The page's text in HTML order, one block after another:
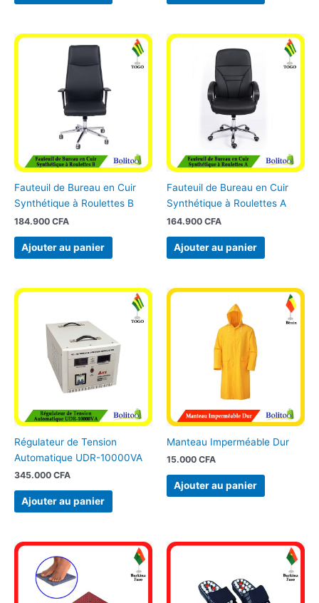
Fauteuil de Bureau en Cuir
Synthétique à Roulettes B
184.900 CFA
Ajouter au panier
Fauteuil de Bureau en Cuir
Synthétique à Roulettes A
164.900 CFA
Ajouter au panier
Régulateur de Tension
Automatique UDR-10000VA
345.000 CFA
Ajouter au panier
Manteau Imperméable Dur
15.000 CFA
Ajouter au panier